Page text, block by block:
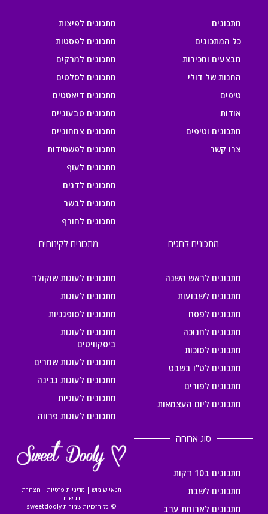
מתכונים
כל המתכונים
מבצעים ומכירות
החנות של דולי
טיפים
אודות
מתכונים וטיפים
צרו קשר
מתכונים לפיצות
מתכונים לפסטות
מתכונים למרקים
מתכונים לסלטים
מתכונים דיאטטים
מתכונים טבעוניים
מתכונים צמחוניים
מתכונים לפשטידות
מתכונים לעוף
מתכונים לדגים
מתכונים לבשר
מתכונים לחורף
מתכונים לחגים
מתכונים לראש השנה
מתכונים לשבועות
מתכונים לפסח
מתכונים לחנוכה
מתכונים לסוכות
מתכונים לט"ו בשבט
מתכונים לפורים
מתכונים ליום העצמאות
מתכונים לקינוחים
מתכונים לעוגות שוקולד
מתכונים לעוגות
מתכונים לסופגניות
מתכונים לעוגות
ביסקוויטים
מתכונים לעוגות שמרים
מתכונים לעוגות גבינה
מתכונים לעוגיות
מתכונים לעוגות פרווה
סוג ארוחה
מתכונים ב10 דקות
מתכונים לשבת
מתכונים לארוחת ערב
תנאי שימוש | מדיניות פרטיות | הצהרת
נגישות
© כל הזכויות שמורות sweetdooly